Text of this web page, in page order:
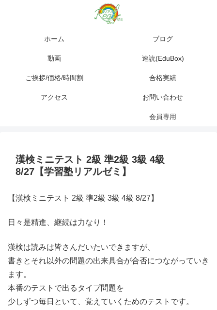
ホーム ブログ
動画 速読(EduBox)
ご挨拶/価格/時間割 合格実績
アクセス お問い合わせ
会員専用
漢検ミニテスト 2級 準2級 3級 4級
8/27【学習塾リアルゼミ】
【漢検ミニテスト 2級 準2級 3級 4級 8/27】
日々是精進、継続は力なり！
漢検は読みは皆さんだいたいできますが、
書きとそれ以外の問題の出来具合が合否につながっていき
ます。
本番のテストで出るタイプ問題を
少しずつ毎日といて、覚えていくためのテストです。